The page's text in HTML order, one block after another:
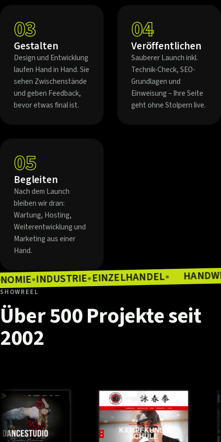
03
Gestalten
Design und Entwicklung
laufen Hand in Hand. Sie
sehen Zwischenstände
und geben Feedback,
bevor etwas final ist.
04
Veröffentlichen
Sauberer Launch inkl.
Technik-Check, SEO-
Grundlagen und
Einweisung – Ihre Seite
geht ohne Stolpern live.
05
Begleiten
Nach dem Launch
bleiben wir dran:
Wartung, Hosting,
Weiterentwicklung und
Marketing aus einer
Hand.
●INDUSTRIE●EINZELHANDEL●
SHOWREEL
Über500Projekteseit
2002